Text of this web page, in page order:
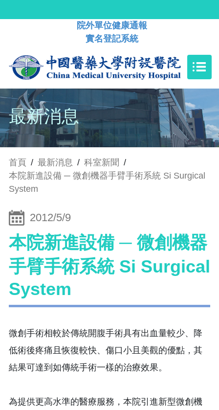
院外單位健康通報
實名登記系統
最新消息
首頁 / 最新消息 / 科室新聞 /
本院新進設備 ─ 微創機器手臂手術系統 Si Surgical
System
2012/5/9
本院新進設備 ─ 微創機器
手臂手術系統 Si Surgical
System
微創手術相較於傳統開腹手術具有出血量較少、降
低術後疼痛且恢復較快、傷口小且美觀的優點，其
結果可達到如傳統手術一樣的治療效果。
為提供更高水準的醫療服務，本院引進新型微創機